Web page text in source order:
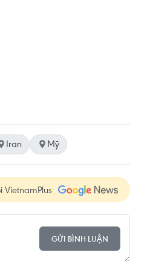
Iran Mỹ
VietnamPlus
GỬI BÌNH LUẬN